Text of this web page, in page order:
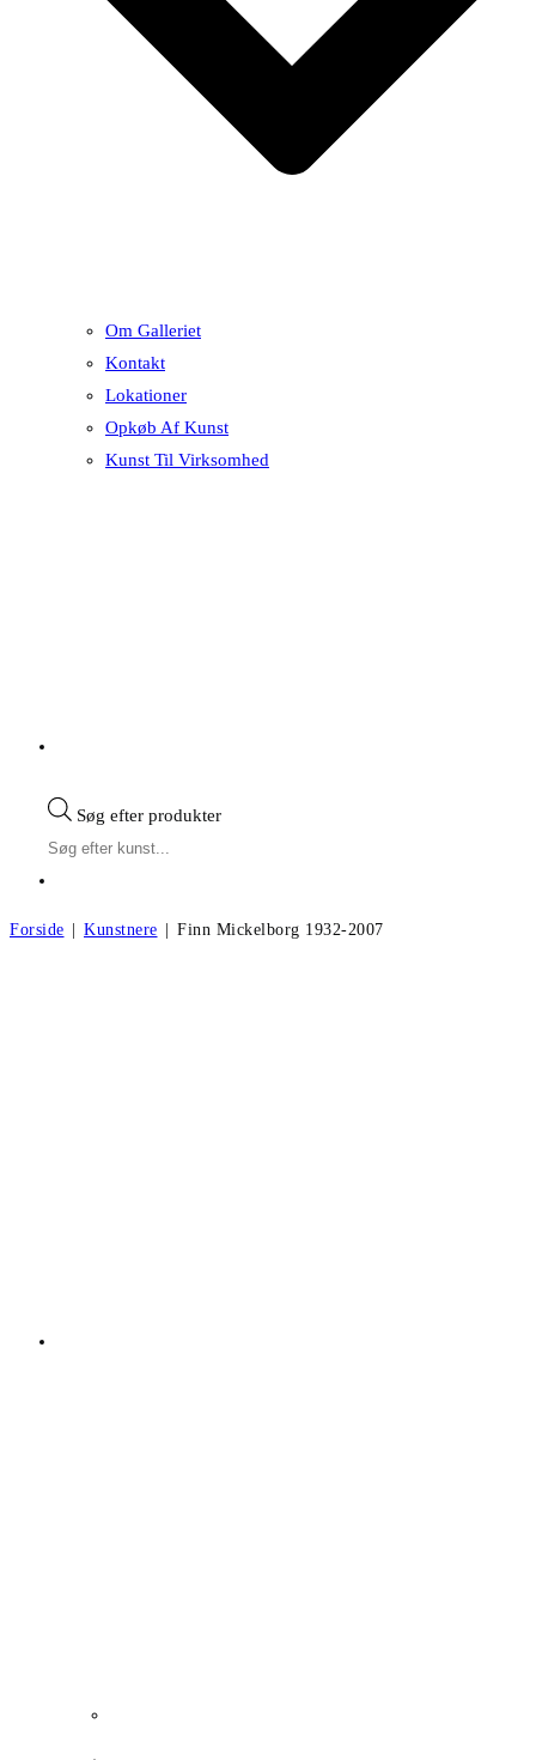
Om Galleriet
Kontakt
Lokationer
Opkøb Af Kunst
Kunst Til Virksomhed
Søg efter produkter
Forside | Kunstnere | Finn Mickelborg 1932-2007